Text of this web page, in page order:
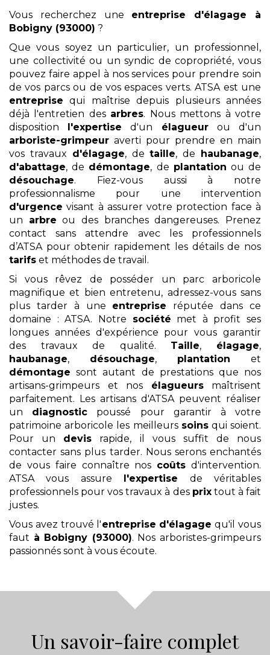
Vous recherchez une entreprise d'élagage
à
Bobigny (93000) ?
Que vous soyez un particulier, un professionnel,
une collectivité ou un syndic de copropriété, vous
pouvez faire appel à nos services pour prendre soin
de vos parcs ou de vos espaces verts. ATSA est une
entreprise qui maîtrise depuis plusieurs années
déjà l'entretien des arbres. Nous mettons à votre
disposition
l'expertise d'un élagueurou d'un
arboriste-grimpeur averti pour prendre en main
vos travaux d'élagage, detaille, de haubanage,
d'abattage, de démontage, de plantation ou de
désouchage. Fiez-vous aussi à notre
professionnalisme pour une intervention
d'urgence visant à assurer votre protection face à
un arbre ou des branches dangereuses. Prenez
contact sans attendre avec les professionnels
d’ATSA pour obtenir rapidement les détails de nos
tarifs et méthodes de travail.
Si vous rêvez de posséder un parc arboricole
magnifique et bien entretenu, adressez-vous sans
plus tarder à une entreprise réputée dans ce
domaine : ATSA. Notre société met à profit ses
longues années d'expérience pour vous garantir
des travaux de qualité. Taille, élagage,
haubanage, désouchage, plantation et
démontage sont autant de prestations que nos
artisans-grimpeurs et nos élagueursmaîtrisent
parfaitement. Les artisans d'ATSA peuvent réaliser
un diagnostic poussé pour garantir à votre
patrimoine arboricole les meilleurs soinsqui soient.
Pour un devis rapide, il vous suffit de nous
contacter sans plus tarder. Nous serons enchantés
de vous faire connaître nos coûts d'intervention.
ATSA vous assure
l'expertise de véritables
professionnels pour vos travaux à des prixtout à fait
justes.
Vous avez trouvé l'entreprise d'élagage qu'il vous
faut à Bobigny (93000). Nos arboristes-grimpeurs
passionnés sont à vous écoute.
Un savoir-faire complet